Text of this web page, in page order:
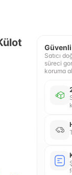
Satıcı
süreci
koruma